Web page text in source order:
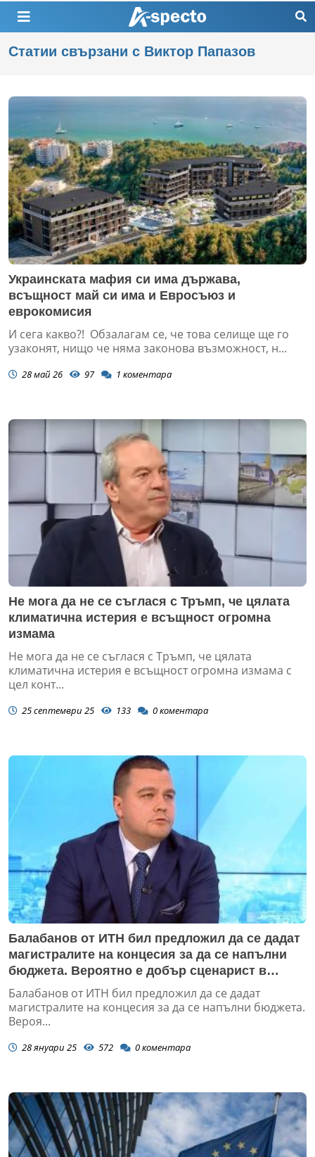
Статии свързани с Виктор Папазов
Украинската мафия си има държава,
всъщност май си има и Евросъюз и
еврокомисия
И сега какво?! Обзалагам се, че това селище ще го
узаконят, нищо че няма законова възможност, н...
28 май 26 97 1 коментара
Не мога да не се съглася с Тръмп, че цялата
климатична истерия е всъщност огромна
измама
Не мога да не се съглася с Тръмп, че цялата
климатична истерия е всъщност огромна измама с
цел конт...
25 септември 25 133 0коментара
Балабанов от ИТН бил предложил да се дадат
магистралите на концесия за да се напълни
бюджета. Вероятно е добър сценарист в
шоуто на Слави, но е нулев икономист
Балабанов от ИТН бил предложил да се дадат
магистралите на концесия за да се напълни бюджета.
Вероя...
28 януари 25 572 0коментара